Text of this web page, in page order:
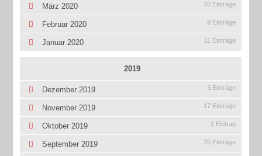
März 2020 20 Einträge
Februar 2020 9 Einträge
Januar 2020 11 Einträge
2019
Dezember 2019 3 Einträge
November 2019 17 Einträge
Oktober 2019 1 Eintrag
September 2019 25 Einträge